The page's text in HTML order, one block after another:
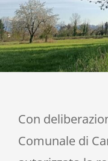
Con
Comunale di